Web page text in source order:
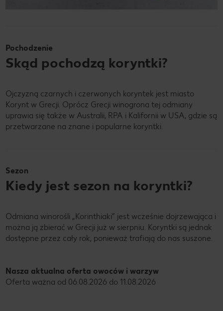
Pochodzenie
Skąd pochodzą koryntki?
Ojczyzną czarnych i czerwonych koryntek jest miasto
Korynt w Grecji. Oprócz Grecji winogrona tej odmiany
uprawia się także w Australii, RPA i Kalifornii w USA, gdzie są
przetwarzane na znane i popularne koryntki.
Sezon
Kiedy jest sezon na koryntki?
Odmiana winorośli „Korinthiaki” jest wcześnie dojrzewająca i
można ją zbierać w Grecji już w sierpniu. Koryntki są jednak
dostępne przez cały rok, ponieważ trafiają do nas suszone.
Nasza aktualna oferta owoców i warzyw
Oferta ważna od 06.08.2026 do 11.08.2026